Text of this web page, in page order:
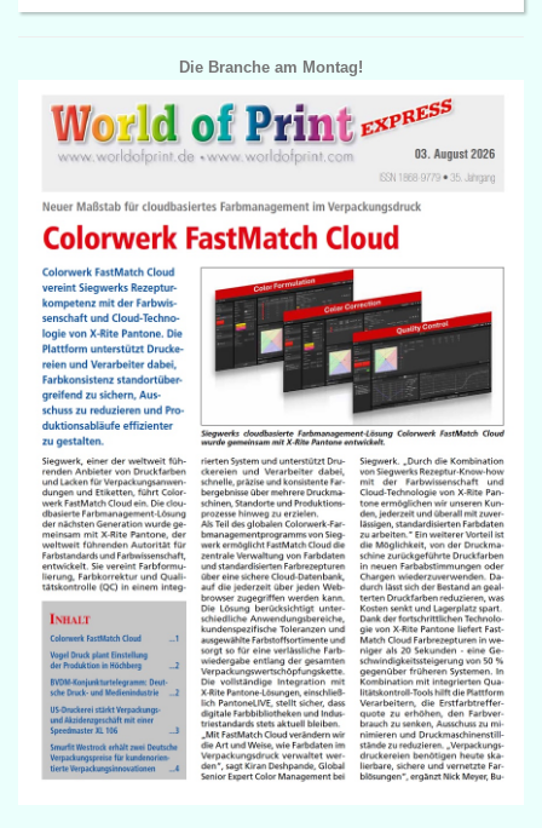
Die Branche am Montag!